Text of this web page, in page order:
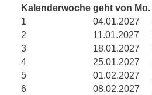
Kalenderwoche geht von Mo.
1
04.01.2027
2
11.01.2027
3
18.01.2027
4
25.01.2027
5
01.02.2027
6
08.02.2027